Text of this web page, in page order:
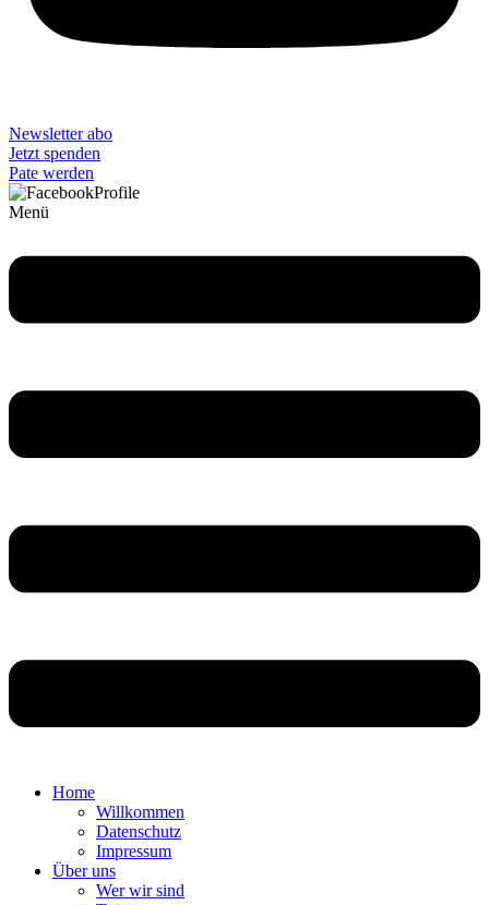
Newsletter abo
Jetzt spenden
Pate werden
Menü
Home
Willkommen
Datenschutz
Impressum
Über uns
Wer wir sind